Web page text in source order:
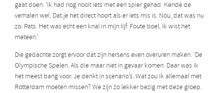
gaat doen. ‘Ik had nog nooit iets met een spier gehad. Kende de
verhalen wel. Dat je het direct hoort als er iets mis is. Nou, dat was nu
zo. Pats. Het was echt een knal in mijn lijf. Foute boel, ik wist het
meteen.’
Die gedachte zorgt ervoor dat zijn hersens even overuren maken. ‘De
Olympische Spelen. Als die maar niet in gevaar komen. Daar was ik
het meest bang voor. Je denkt in scenario’s. Wat zou ik allemaal met
Rotterdam moeten missen? We zijn zo lekker bezig met deze groep.